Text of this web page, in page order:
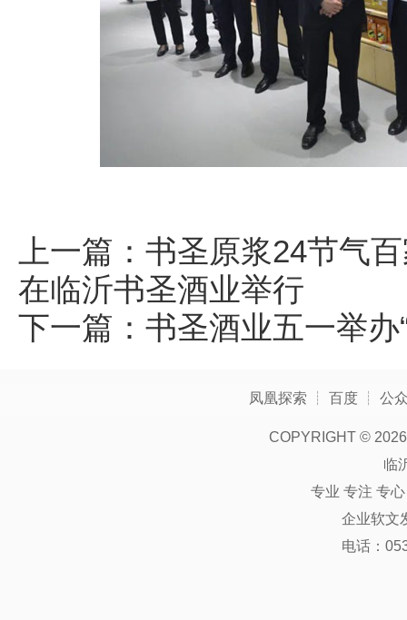
上一篇： 书圣原浆24节气
在临沂书圣酒业举行
下一篇： 书圣酒业五一举办
凤凰探索 ┊ 百度 ┊ 公
COPYRIGHT ©
临
专业 专注 专
企业软文
电话：